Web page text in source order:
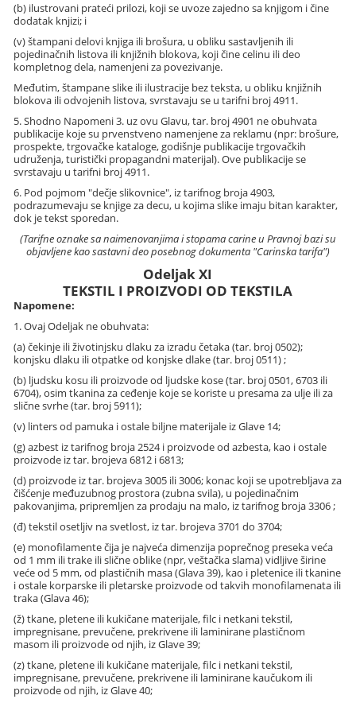
(b) ilustrovani prateći prilozi, koji se uvoze zajedno sa knjigom i čine
dodatak knjizi; i
(v) štampani delovi knjiga ili brošura, u obliku sastavljenih ili
pojedinačnih listova ili knjižnih blokova, koji čine celinu ili deo
kompletnog dela, namenjeni za povezivanje.
Međutim, štampane slike ili ilustracije bez teksta, u obliku knjižnih
blokova ili odvojenih listova, svrstavaju se u tarifni broj 4911.
5. Shodno Napomeni 3. uz ovu Glavu, tar. broj 4901 ne obuhvata
publikacije koje su prvenstveno namenjene za reklamu (npr: brošure,
prospekte, trgovačke kataloge, godišnje publikacije trgovačkih
udruženja, turistički propagandni materijal). Ove publikacije se
svrstavaju u tarifni broj 4911.
6. Pod pojmom "dečje slikovnice", iz tarifnog broja 4903,
podrazumevaju se knjige za decu, u kojima slike imaju bitan karakter,
dok je tekst sporedan.
(Tarifne oznake sa naimenovanjima i stopama carine u Pravnoj bazi su
objavljene kao sastavni deo posebnog dokumenta "Carinska tarifa")
Odeljak XI
TEKSTIL I PROIZVODI OD TEKSTILA
Napomene:
1. Ovaj Odeljak ne obuhvata:
(a) čekinje ili životinjsku dlaku za izradu četaka (tar. broj 0502);
konjsku dlaku ili otpatke od konjske dlake (tar. broj 0511) ;
(b) ljudsku kosu ili proizvode od ljudske kose (tar. broj 0501, 6703 ili
6704), osim tkanina za ceđenje koje se koriste u presama za ulje ili za
slične svrhe (tar. broj 5911);
(v) linters od pamuka i ostale biljne materijale iz Glave 14;
(g) azbest iz tarifnog broja 2524 i proizvode od azbesta, kao i ostale
proizvode iz tar. brojeva 6812 i 6813;
(d) proizvode iz tar. brojeva 3005 ili 3006; konac koji se upotrebljava za
čišćenje međuzubnog prostora (zubna svila), u pojedinačnim
pakovanjima, pripremljen za prodaju na malo, iz tarifnog broja 3306 ;
(đ) tekstil osetljiv na svetlost, iz tar. brojeva 3701 do 3704;
(e) monofilamente čija je najveća dimenzija poprečnog preseka veća
od 1 mm ili trake ili slične oblike (npr, veštačka slama) vidljive širine
veće od 5 mm, od plastičnih masa (Glava 39), kao i pletenice ili tkanine
i ostale korparske ili pletarske proizvode od takvih monofilamenata ili
traka (Glava 46);
(ž) tkane, pletene ili kukičane materijale, filc i netkani tekstil,
impregnisane, prevučene, prekrivene ili laminirane plastičnom
masom ili proizvode od njih, iz Glave 39;
(z) tkane, pletene ili kukičane materijale, filc i netkani tekstil,
impregnisane, prevučene, prekrivene ili laminirane kaučukom ili
proizvode od njih, iz Glave 40;